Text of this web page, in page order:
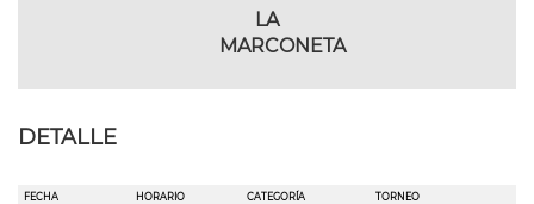
LA
MARCONETA
DETALLE
FECHA HORARIO CATEGORÍA
TORNEO